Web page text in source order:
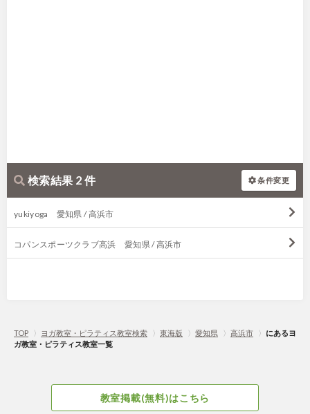
検索結果 2 件 条件変更
yukiyoga 愛知県 / 高浜市
コパンスポーツクラブ高浜 愛知県 / 高浜市
TOP 〉 ヨガ教室・ピラティス教室検索 〉 東海版 〉 愛知県 〉 高浜市 〉 にあるヨ
ガ教室・ピラティス教室一覧
教室掲載(無料)はこちら